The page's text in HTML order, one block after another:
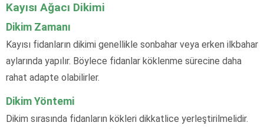
Kayısı Ağacı Dikimi
Dikim Zamanı
Kayısı fidanların dikimi genellikle sonbahar veya erken ilkbahar
aylarında yapılır. Böylece fidanlar köklenme sürecine daha
rahat adapte olabilirler.
Dikim Yöntemi
Dikim sırasında fidanların kökleri dikkatlice yerleştirilmelidir.